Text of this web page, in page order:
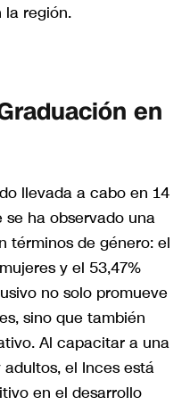
la región.
en
llevada a cabo en 14
ha observado una
términos de género: el
y el 53,47%
no solo promueve
sino que también
Al capacitar a una
el Inces está
en el desarrollo